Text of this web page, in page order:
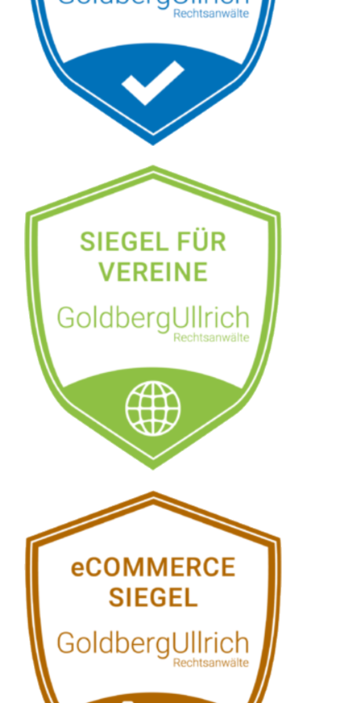
Kirchwald:
↗️GoldbergUllrich
Rechtsanwälte - ✓IT-
Recht, Datenschutzrecht,
Markenrecht,
Wirtschaftsrecht